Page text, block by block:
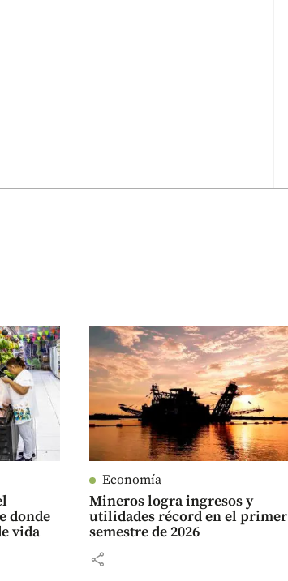
donde
vida
Economía
Mineros logra ingresos y
utilidades récord en el primer
semestre de 2026
share